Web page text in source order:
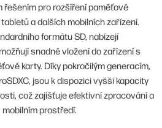
řešením pro rozšíření paměťové
a dalších mobilních zařízení.
formátu SD, nabízejí
snadné vložení do zařízení s
karty. Díky pokročilým generacím,
jsou k dispozici vyšší kapacity
což zajišťuje efektivní zpracování a
prostředí.